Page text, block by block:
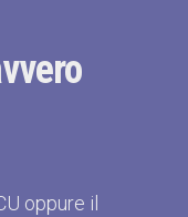
oppure il